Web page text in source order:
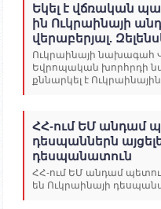
Եկել է վճռական
ին Ուկրաինայի
վերաբերյալ.
Ուկրաինայի նախագահ
Եվրոպական խորհրդի
քննարկել է
ՀՀ-ում ԵՄ անդամ
դեսպաններն
դեսպանատուն
ՀՀ-ում ԵՄ անդամ
են Ուկրաինայի